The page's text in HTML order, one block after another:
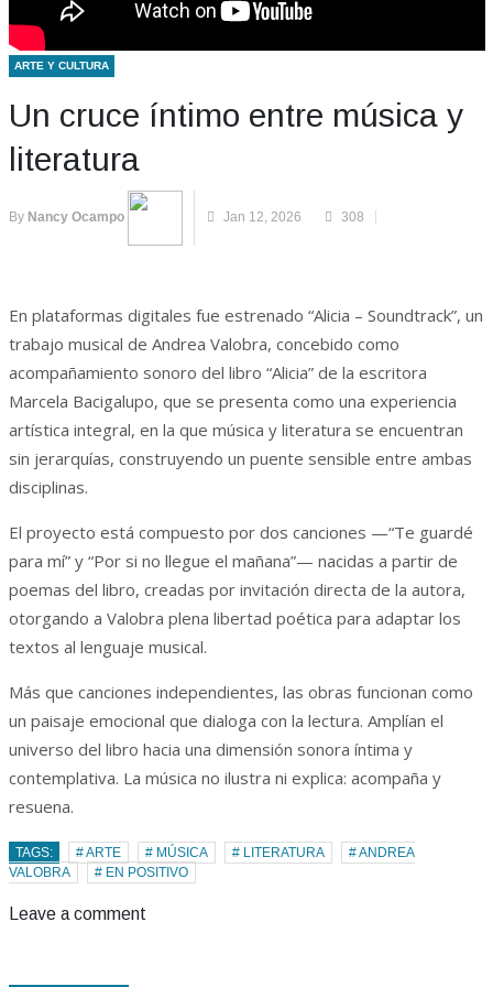
ARTE Y CULTURA
Un cruce íntimo entre música y
literatura
By Nancy Ocampo Jan 12, 2026 308
En plataformas digitales fue estrenado “Alicia – Soundtrack”, un
trabajo musical de Andrea Valobra, concebido como
acompañamiento sonoro del libro “Alicia” de la escritora
Marcela Bacigalupo, que se presenta como una experiencia
artística integral, en la que música y literatura se encuentran
sin jerarquías, construyendo un puente sensible entre ambas
disciplinas.
El proyecto está compuesto por dos canciones —“Te guardé
para mí” y “Por si no llegue el mañana”— nacidas a partir de
poemas del libro, creadas por invitación directa de la autora,
otorgando a Valobra plena libertad poética para adaptar los
textos al lenguaje musical.
Más que canciones independientes, las obras funcionan como
un paisaje emocional que dialoga con la lectura. Amplían el
universo del libro hacia una dimensión sonora íntima y
contemplativa. La música no ilustra ni explica: acompaña y
resuena.
TAGS: # ARTE # MÚSICA # LITERATURA
# ANDREA
VALOBRA
# EN POSITIVO
Leave a comment